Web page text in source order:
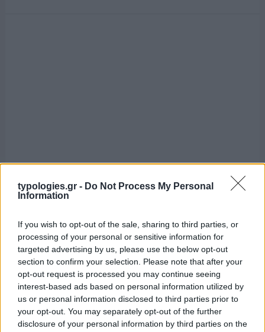
typologies.gr - Do Not Process My Personal
Information
If you wish to opt-out of the sale, sharing to third parties, or
processing of your personal or sensitive information for
targeted advertising by us, please use the below opt-out
section to confirm your selection. Please note that after your
opt-out request is processed you may continue seeing
interest-based ads based on personal information utilized by
us or personal information disclosed to third parties prior to
your opt-out. You may separately opt-out of the further
disclosure of your personal information by third parties on the